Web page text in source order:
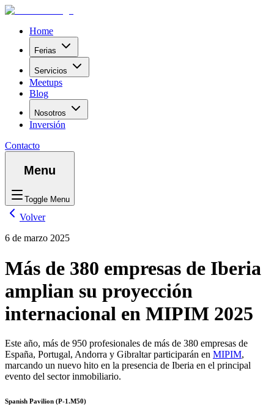
Home
Ferias
Servicios
Meetups
Blog
Nosotros
Inversión
Contacto
Menu
Toggle Menu
Volver
6 de marzo 2025
Más de 380 empresas de Iberia
amplian su proyección
internacional en MIPIM 2025
Este año, más de 950 profesionales de más de 380 empresas de
España, Portugal, Andorra y Gibraltar participarán en MIPIM,
marcando un nuevo hito en la presencia de Iberia en el principal
evento del sector inmobiliario.
Spanish Pavilion (P-1.M50)